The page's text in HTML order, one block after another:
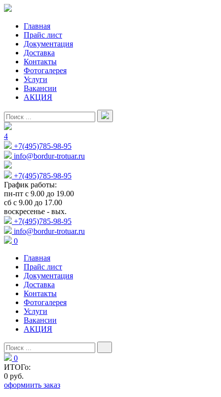
Главная
Прайс лист
Документация
Доставка
Контакты
Фотогалерея
Услуги
Вакансии
АКЦИЯ
4
+7(495)785-98-95
info@bordur-trotuar.ru
+7(495)785-98-95
График работы:
пн-пт с 9.00 до 19.00
сб с 9.00 до 17.00
воскресенье - вых.
+7(495)785-98-95
info@bordur-trotuar.ru
0
Главная
Прайс лист
Документация
Доставка
Контакты
Фотогалерея
Услуги
Вакансии
АКЦИЯ
0
ИТОГо:
0 руб.
оформиить заказ